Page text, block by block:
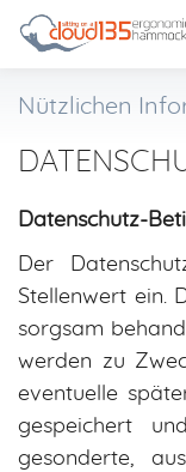
Nützlichen
Datenschutz-
Der
Stellenwert ein.
sorgsam
werden zu
eventuelle
gespeichert
gesonderte,